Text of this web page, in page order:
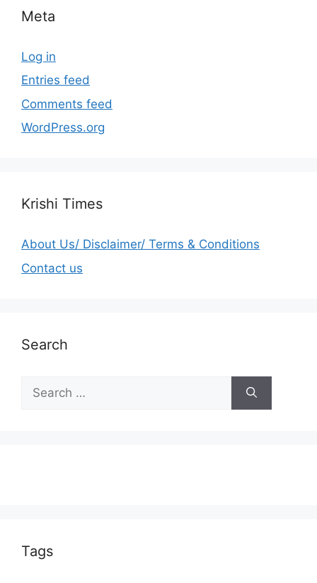
Meta
Log in
Entries feed
Comments feed
WordPress.org
Krishi Times
About Us/ Disclaimer/ Terms & Conditions
Contact us
Search
Tags